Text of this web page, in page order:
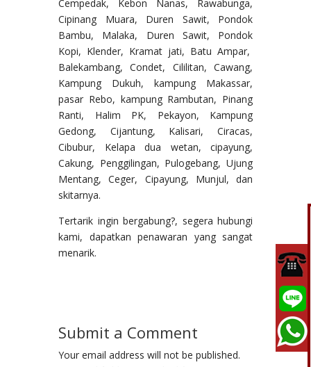
Cempedak, Kebon Nanas, Rawabunga,
Cipinang Muara, Duren Sawit, Pondok
Bambu, Malaka, Duren Sawit, Pondok
Kopi, Klender, Kramat jati, Batu Ampar,
Balekambang, Condet, Cililitan, Cawang,
Kampung Dukuh, kampung Makassar,
pasar Rebo, kampung Rambutan, Pinang
Ranti, Halim PK, Pekayon, Kampung
Gedong, Cijantung, Kalisari, Ciracas,
Cibubur, Kelapa dua wetan, cipayung,
Cakung, Penggilingan, Pulogebang, Ujung
Mentang, Ceger, Cipayung, Munjul, dan
skitarnya.
Tertarik ingin bergabung?, segera hubungi
kami, dapatkan penawaran yang sangat
menarik.
Submit a Comment
Your email address will not be published.